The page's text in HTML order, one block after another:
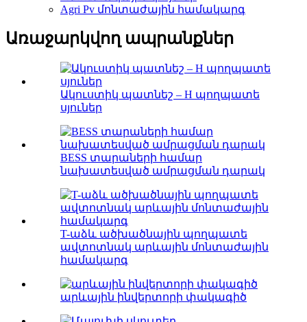
Agri Pv մոնտաժային համակարգ
Առաջարկվող ապրանքներ
Ակուստիկ պատնեշ – H պողպատե
սյուներ
BESS տարաների համար
նախատեսված ամրացման դարակ
T-աձև ածխածնային պողպատե
ավտոտնակ արևային մոնտաժային
համակարգ
արևային ինվերտորի փակագիծ